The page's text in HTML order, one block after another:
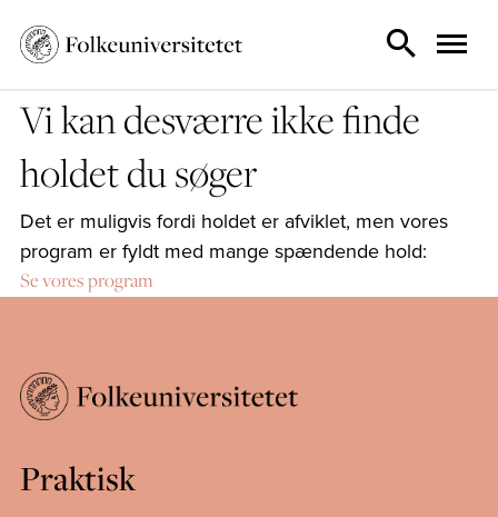
Vi kan desværre ikke finde
holdet du søger
Det er muligvis fordi holdet er afviklet, men vores
program er fyldt med mange spændende hold:
Se vores program
Praktisk